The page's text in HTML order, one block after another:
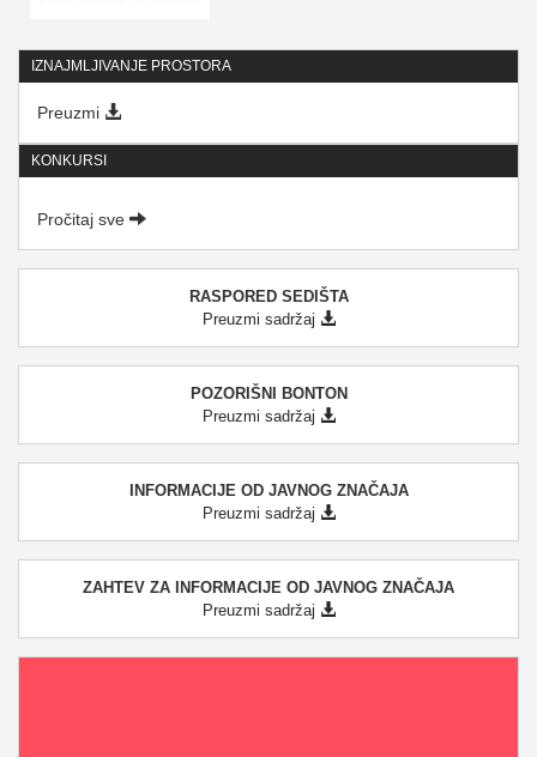
IZNAJMLJIVANJE PROSTORA
Preuzmi
KONKURSI
Pročitaj sve
RASPORED SEDIŠTA
Preuzmi sadržaj
POZORIŠNI BONTON
Preuzmi sadržaj
INFORMACIJE OD JAVNOG ZNAČAJA
Preuzmi sadržaj
ZAHTEV ZA INFORMACIJE OD JAVNOG ZNAČAJA
Preuzmi sadržaj